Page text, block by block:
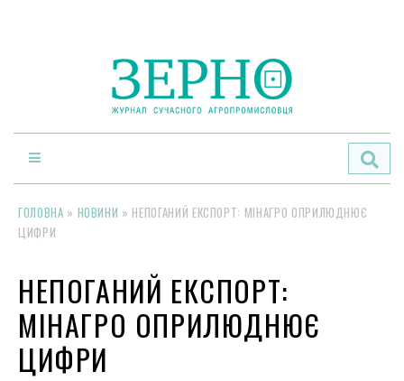
ГОЛОВНА » НОВИНИ » НЕПОГАНИЙ ЕКСПОРТ: МІНАГРО ОПРИЛЮДНЮЄ
ЦИФРИ
НЕПОГАНИЙ ЕКСПОРТ:
МІНАГРО ОПРИЛЮДНЮЄ
ЦИФРИ